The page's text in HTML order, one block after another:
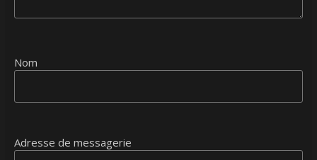
Nom
Adresse de messagerie